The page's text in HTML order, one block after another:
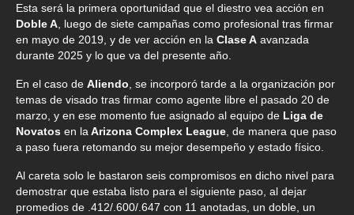
Esta será la primera oportunidad que el diestro vea acción en
Doble A , luego de siete campañas como profesional tras firmar
en mayo de 2019, y de ver acción en la Clase A avanzada
durante 2025 y lo que va del presente año.
En el caso de Aliendo , se incorporó tarde a la organización por
temas de visado tras firmar como agente libre el pasado 20 de
marzo, y en ese momento fue asignado al equipo de Liga de
Novatos en la Arizona Complex League , de manera que paso
a paso fuera retomando su mejor desempeño y estado físico.
Al careta solo le bastaron seis compromisos en dicho nivel para
demostrar que estaba listo para el siguiente paso, al dejar
promedios de .412/.600/.647 con 11 anotadas, un doble, un